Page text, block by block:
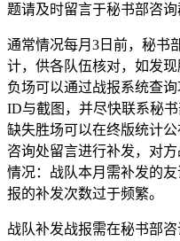
题请及时留言于秘书部咨询
通常情况每月3日前，秘书
计，供各队伍核对，如发
负场可以通过战报系统查
ID与截图，并尽快联系秘书
缺失胜场可以在终版统计
咨询处留言进行补发，对
情况：战队本月需补发的
报的补发次数过于频繁。
战队补发战报需在秘书部